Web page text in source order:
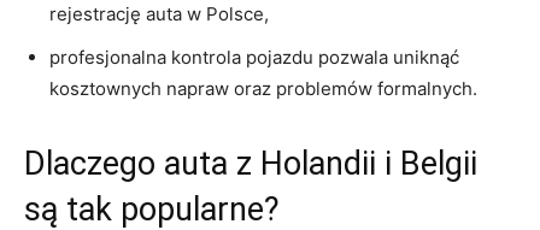
rejestrację auta w Polsce,
profesjonalna kontrola pojazdu pozwala uniknąć
kosztownych napraw oraz problemów formalnych.
Dlaczego auta z Holandii i Belgii
są tak popularne?